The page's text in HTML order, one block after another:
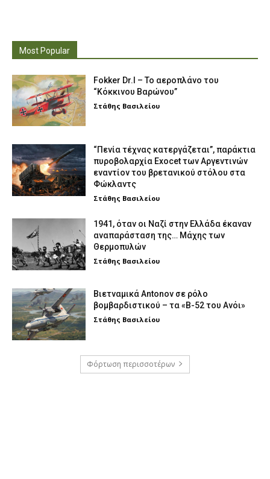
Most Popular
Fokker Dr.I – To αεροπλάνο του
“Κόκκινου Βαρώνου”
Στάθης Βασιλείου
“Πενία τέχνας κατεργάζεται”, παράκτια
πυροβολαρχία Exocet των Αργεντινών
εναντίον του βρετανικού στόλου στα
Φώκλαντς
Στάθης Βασιλείου
1941, όταν οι Ναζί στην Ελλάδα έκαναν
αναπαράσταση της… Μάχης των
Θερμοπυλών
Στάθης Βασιλείου
Βιετναμικά Antonov σε ρόλο
βομβαρδιστικού – τα «Β-52 του Ανόι»
Στάθης Βασιλείου
Φόρτωση περισσοτέρων